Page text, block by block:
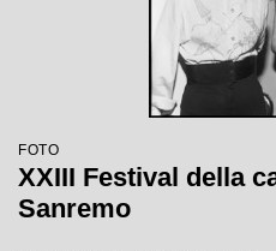
FOTO
XXIII Festival della
Sanremo